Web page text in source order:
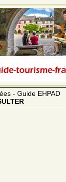
- Guide EHPAD